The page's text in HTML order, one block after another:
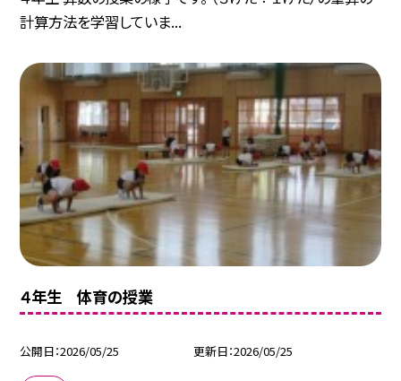
計算方法を学習していま...
４年生 体育の授業
公開日 2026/05/25 更新日 2026/05/25